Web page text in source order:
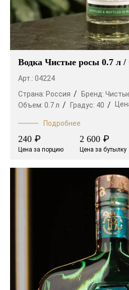
Водка Чистые росы 0.7 л /
Арт.: 04224
Страна: Россия Бренд:
Объем: 0.7 л Градус: 40
Подробнее
240 ₽
Цена за порцию
2 600 ₽
Цена за бутылку